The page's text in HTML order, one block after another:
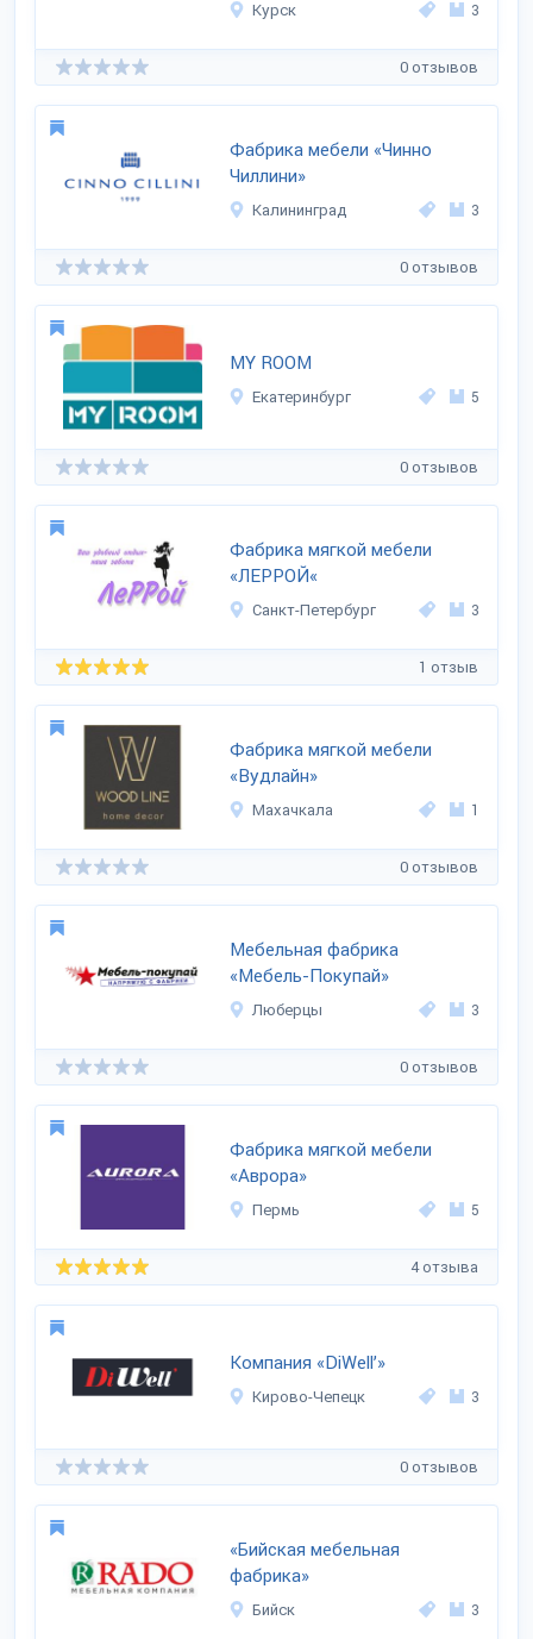
Курск 3
0 отзывов
Фабрика мебели «Чинно
Чиллини»
Калининград 3
0 отзывов
MY ROOM
Екатеринбург 5
0 отзывов
Фабрика мягкой мебели
«ЛЕРРОЙ«
Санкт-Петербург 3
1 отзыв
Фабрика мягкой мебели
«Вудлайн»
Махачкала 1
0 отзывов
Мебельная фабрика
«Мебель-Покупай»
Люберцы 3
0 отзывов
Фабрика мягкой мебели
«Аврора»
Пермь 5
4 отзыва
Компания «DiWell’»
Кирово-Чепецк 3
0 отзывов
«Бийская мебельная
фабрика»
Бийск 3